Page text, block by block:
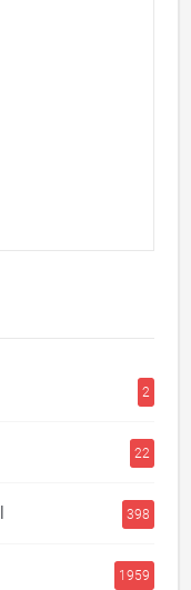
2
22
398
1959